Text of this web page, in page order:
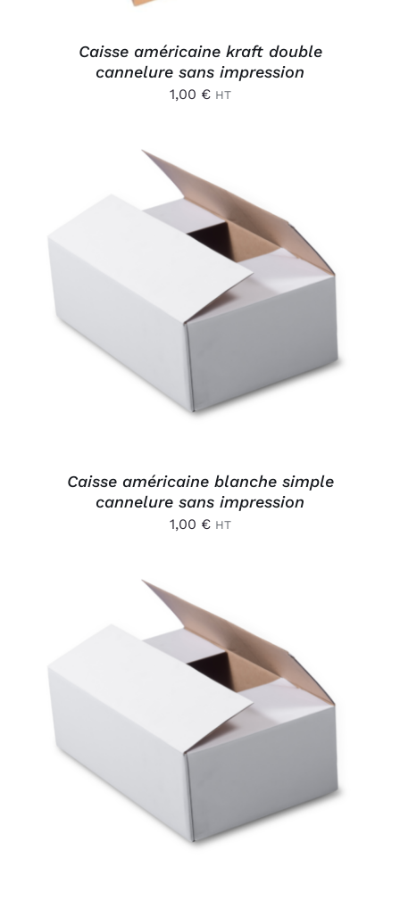
Caisse américaine kraft double
cannelure sans impression
1,00 € HT
AJOUTER AU PANIER
/
Caisse américaine blanche simple
cannelure sans impression
1,00 € HT
AJOUTER AU PANIER
/